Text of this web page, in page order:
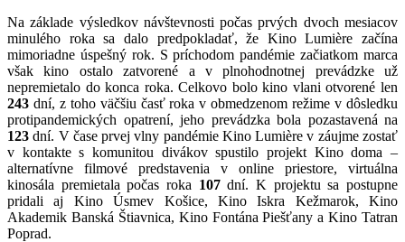
Na základe výsledkov návštevnosti počas prvých dvoch mesiacov
minulého roka sa dalo predpokladať, že Kino Lumière začína
mimoriadne úspešný rok. S príchodom pandémie začiatkom marca
však kino ostalo zatvorené a v plnohodnotnej prevádzke už
nepremietalo do konca roka. Celkovo bolo kino vlani otvorené len
243 dní, z toho väčšiu časť roka v obmedzenom režime v dôsledku
protipandemických opatrení, jeho prevádzka bola pozastavená na
123 dní. V čase prvej vlny pandémie Kino Lumière v záujme zostať
v kontakte s komunitou divákov spustilo projekt Kino doma –
alternatívne filmové predstavenia v online priestore, virtuálna
kinosála premietala počas roka 107dní. K projektu sa postupne
pridali aj Kino Úsmev Košice, Kino Iskra Kežmarok, Kino
Akademik Banská Štiavnica, Kino Fontána Piešťany a Kino Tatran
Poprad.